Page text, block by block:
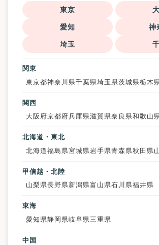
東京
愛知 神
埼玉
関東
東京都神奈川県千葉県埼玉県茨城県栃木
関西
大阪府京都府兵庫県滋賀県奈良県和歌山
北海道・東北
北海道福島県宮城県岩手県青森県秋田県
甲信越・北陸
山梨県長野県新潟県富山県石川県福井県
東海
愛知県静岡県岐阜県 三重県
中国